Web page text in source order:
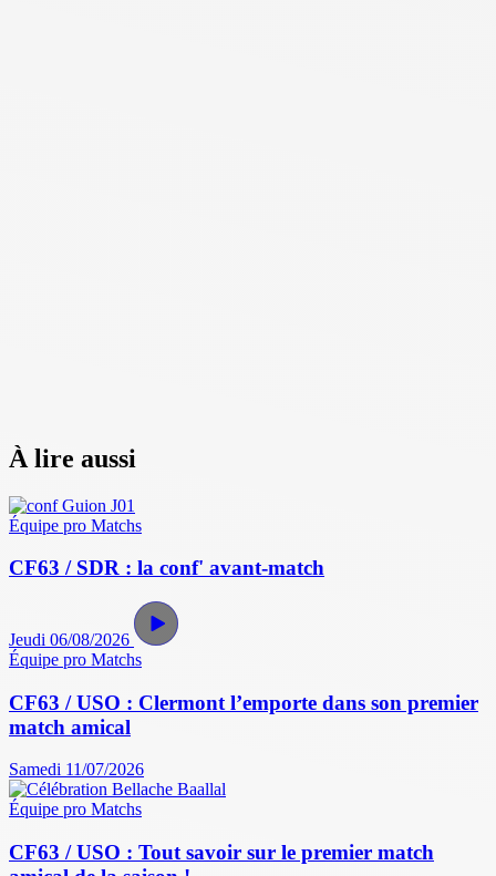
À lire aussi
Équipe pro Matchs
CF63 / SDR : la conf' avant-match
Jeudi 06/08/2026
Équipe pro Matchs
CF63 / USO : Clermont l’emporte dans son premier
match amical
Samedi 11/07/2026
Équipe pro Matchs
CF63 / USO : Tout savoir sur le premier match